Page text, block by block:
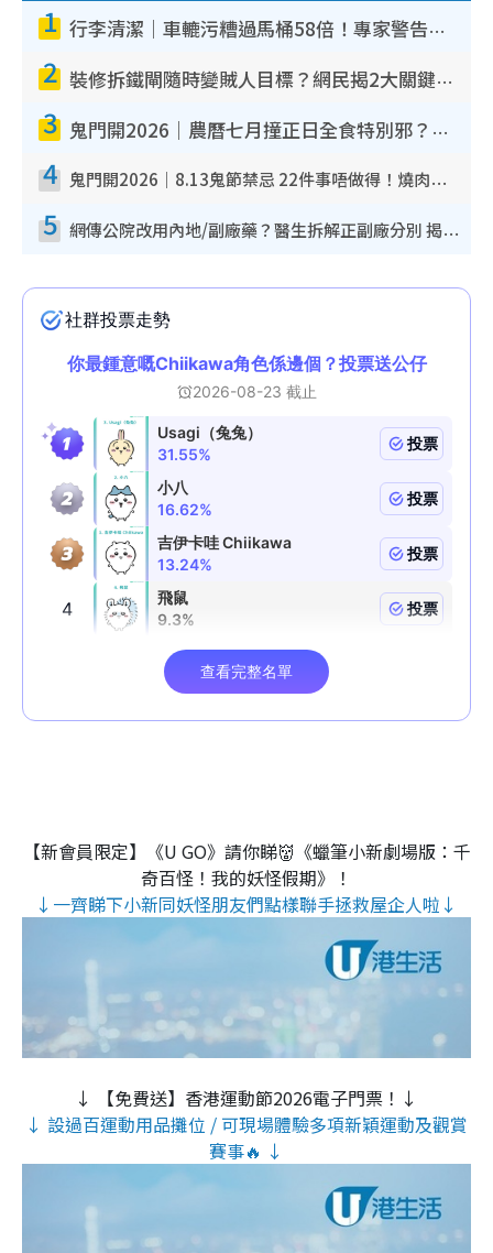
1 行李清潔｜車轆污糟過馬桶58倍！專家警告忌用酒精抹 教1招免污手除菌
2 裝修拆鐵閘隨時變賊人目標？網民揭2大關鍵用途：裝新式等於白裝？附新舊鐵閘分別
3 鬼門開2026｜農曆七月撞正日全食特別邪？專家警告切忌做一事！揭4大禁忌+2招保平安
4 鬼門開2026｜8.13鬼節禁忌 22件事唔做得！燒肉、刺身要少食？半夜勿吹口哨/打呢個電話
5 網傳公院改用內地/副廠藥？醫生拆解正副廠分別 揭4類人換藥隨時出事
【新會員限定】《U GO》請你睇👹《蠟筆小新劇場版：千
奇百怪！我的妖怪假期》！
↓一齊睇下小新同妖怪朋友們點樣聯手拯救屋企人啦↓
↓ 【免費送】香港運動節2026電子門票！↓
↓ 設過百運動用品攤位 / 可現場體驗多項新穎運動及觀賞
賽事🔥 ↓